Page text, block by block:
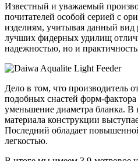
Известный и уважаемый
почитателей особой серией с
изделиям, учитывая данный
лучших фидерных удилищ
надежностью, но и
Дело в том, что производитель
подобных снастей форм-
уменьшение диаметра бланка. В
материала конструкции
Последний обладает
легкостью.